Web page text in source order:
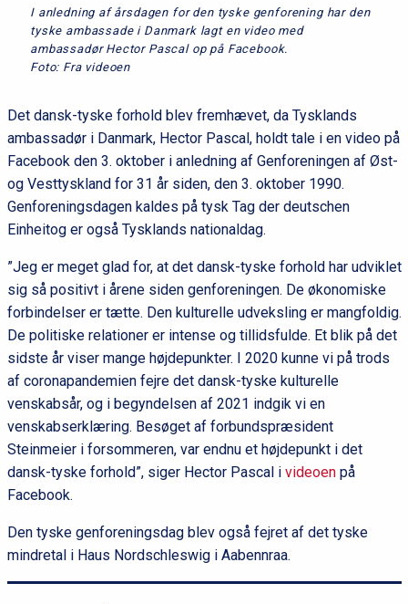
I anledning af årsdagen for den tyske genforening har den
tyske ambassade i Danmark lagt en video med
ambassadør Hector Pascal op på Facebook.
Foto: Fra videoen
Det dansk-tyske forhold blev fremhævet, da Tysklands
ambassadør i Danmark, Hector Pascal, holdt tale i en video på
Facebook den 3. oktober i anledning af Genforeningen af Øst-
og Vesttyskland for 31 år siden, den 3. oktober 1990.
Genforeningsdagen kaldes på tysk Tag der deutschen
Einheitog er også Tysklands nationaldag.
”Jeg er meget glad for, at det dansk-tyske forhold har udviklet
sig så positivt i årene siden genforeningen. De økonomiske
forbindelser er tætte. Den kulturelle udveksling er mangfoldig.
De politiske relationer er intense og tillidsfulde. Et blik på det
sidste år viser mange højdepunkter. I 2020 kunne vi på trods
af coronapandemien fejre det dansk-tyske kulturelle
venskabsår, og i begyndelsen af 2021 indgik vi en
venskabserklæring. Besøget af forbundspræsident
Steinmeier i forsommeren, var endnu et højdepunkt i det
dansk-tyske forhold”, siger Hector Pascal i videoenpå
Facebook.
Den tyske genforeningsdag blev også fejret af det tyske
mindretal i Haus Nordschleswig i Aabennraa.